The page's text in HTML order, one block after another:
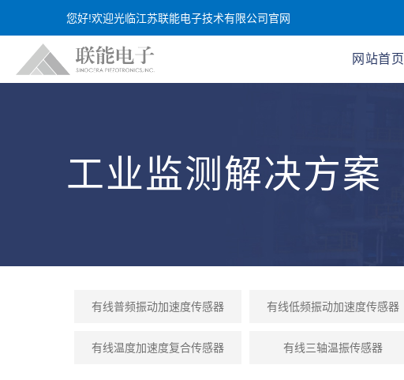
您好!欢迎光临江苏联能电子技术有限公司官网
网站首页
工业监测解决方案
有线普频振动加速度传感器 有线低频振动加速度传感器
有线温度加速度复合传感器 有线三轴温振传感器